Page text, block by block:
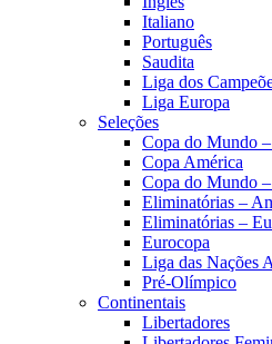
Italiano
Português
Saudita
Liga dos
Liga Europa
Seleções
Copa do Mundo
Copa América
Copa do Mundo
Eliminatórias –
Eliminatórias –
Eurocopa
Liga das Nações A
Pré-Olímpico
Continentais
Libertadores